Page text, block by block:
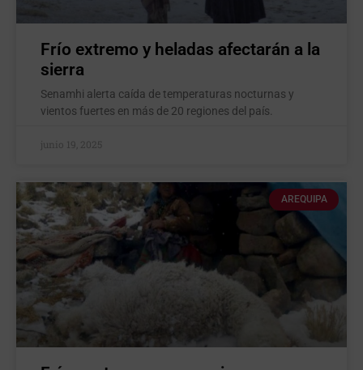
Frío extremo y heladas afectarán a la
sierra
Senamhi alerta caída de temperaturas nocturnas y
vientos fuertes en más de 20 regiones del país.
junio 19, 2025
AREQUIPA